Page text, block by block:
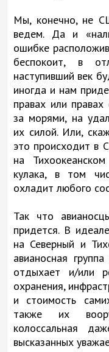
Мы, конечно, не
ведем. Да и
ошибке
беспокоит, в
наступивший век
иногда и нам
правах или
за морями, на
их силой. Или,
это происходит в
на
кулака, в том
охладит любого
Так что
придется. В
на Северный и
авианосная
отдыхает и/или
охранения,
и стоимость
также их
колоссальная
высказанных